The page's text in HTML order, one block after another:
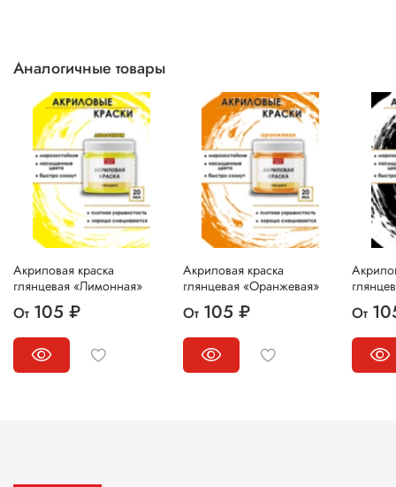
Аналогичные товары
Акриловая краска
глянцевая «Лимонная»
От 105 ₽
Акриловая краска
глянцевая «Оранжевая»
От 105 ₽ От